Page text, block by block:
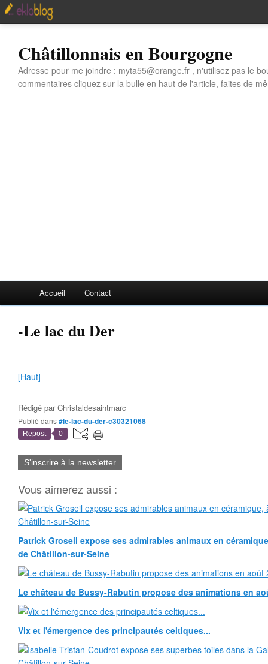
Châtillonnais en Bourgogne
Adresse pour me joindre : myta55@orange.fr , n'utilisez pas le
commentaires cliquez sur la bulle en haut de l'article, faites de
Accueil Contact
-Le lac du Der
[Haut]
Rédigé parChristaldesaintmarc
Publié dans#le-lac-du-der-c30321068
Repost 0
S'inscrire à la newsletter
Vous aimerez aussi :
Patrick Groseil expose ses admirables animaux en
de Châtillon-sur-Seine
Le château de Bussy-Rabutin propose des animations en
Vix et l'émergence des principautés celtiques...